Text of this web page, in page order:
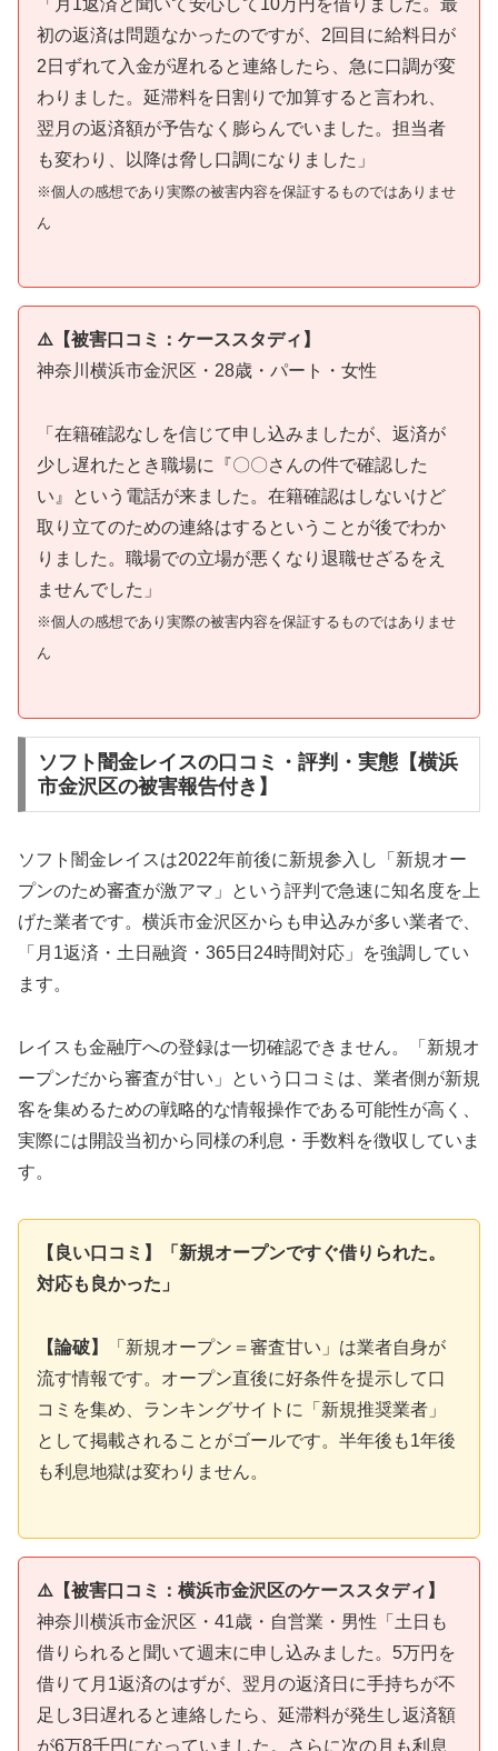
初の返済は問題なかったのですが、2回目に給料日が
2日ずれて入金が遅れると連絡したら、急に口調が変
わりました。延滞料を日割りで加算すると言われ、
翌月の返済額が予告なく膨らんでいました。担当者
も変わり、以降は脅し口調になりました」
※個人の感想であり実際の被害内容を保証するものではありませ
ん
⚠️【被害口コミ：ケーススタディ】
神奈川横浜市金沢区・28歳・パート・女性
「在籍確認なしを信じて申し込みましたが、返済が
少し遅れたとき職場に『〇〇さんの件で確認した
い』という電話が来ました。在籍確認はしないけど
取り立てのための連絡はするということが後でわか
りました。職場での立場が悪くなり退職せざるをえ
ませんでした」
※個人の感想であり実際の被害内容を保証するものではありませ
ん
ソフト闇金レイスの口コミ・評判・実態【横浜
市金沢区の被害報告付き】
ソフト闇金レイスは2022年前後に新規参入し「新規オー
プンのため審査が激アマ」という評判で急速に知名度を上
げた業者です。横浜市金沢区からも申込みが多い業者で、
「月1返済・土日融資・365日24時間対応」を強調してい
ます。
レイスも金融庁への登録は一切確認できません。「新規オ
ープンだから審査が甘い」という口コミは、業者側が新規
客を集めるための戦略的な情報操作である可能性が高く、
実際には開設当初から同様の利息・手数料を徴収していま
す。
【良い口コミ】「新規オープンですぐ借りられた。
対応も良かった」
【論破】
「新規オープン＝審査甘い」は業者自身が
流す情報です。オープン直後に好条件を提示して口
コミを集め、ランキングサイトに「新規推奨業者」
として掲載されることがゴールです。半年後も1年後
も利息地獄は変わりません。
⚠️【被害口コミ：横浜市金沢区のケーススタディ】
神奈川横浜市金沢区・41歳・自営業・男性「土日も
借りられると聞いて週末に申し込みました。5万円を
借りて月1返済のはずが、翌月の返済日に手持ちが不
足し3日遅れると連絡したら、延滞料が発生し返済額
が6万8千円になっていました。さらに次の月も利息